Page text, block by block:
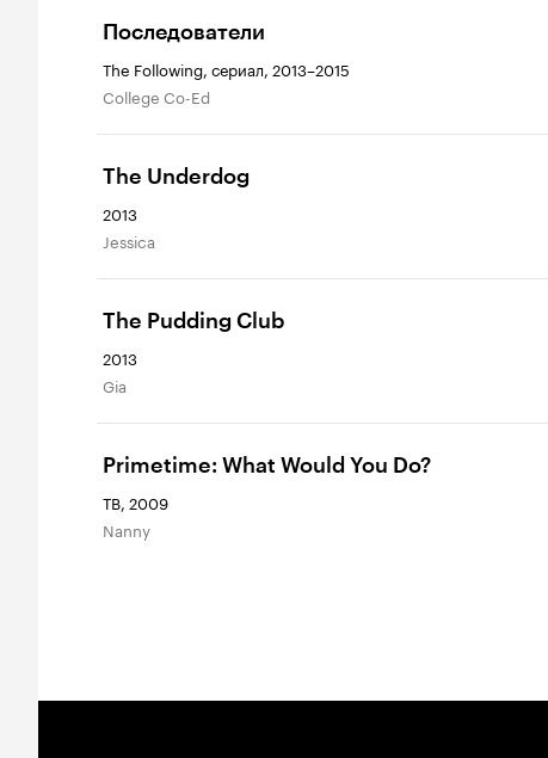
Последователи
The Following, сериал, 2013–2015
College Co-Ed
The Underdog
2013
Jessica
The Pudding Club
2013
Gia
Primetime: What Would You Do?
ТВ, 2009
Nanny